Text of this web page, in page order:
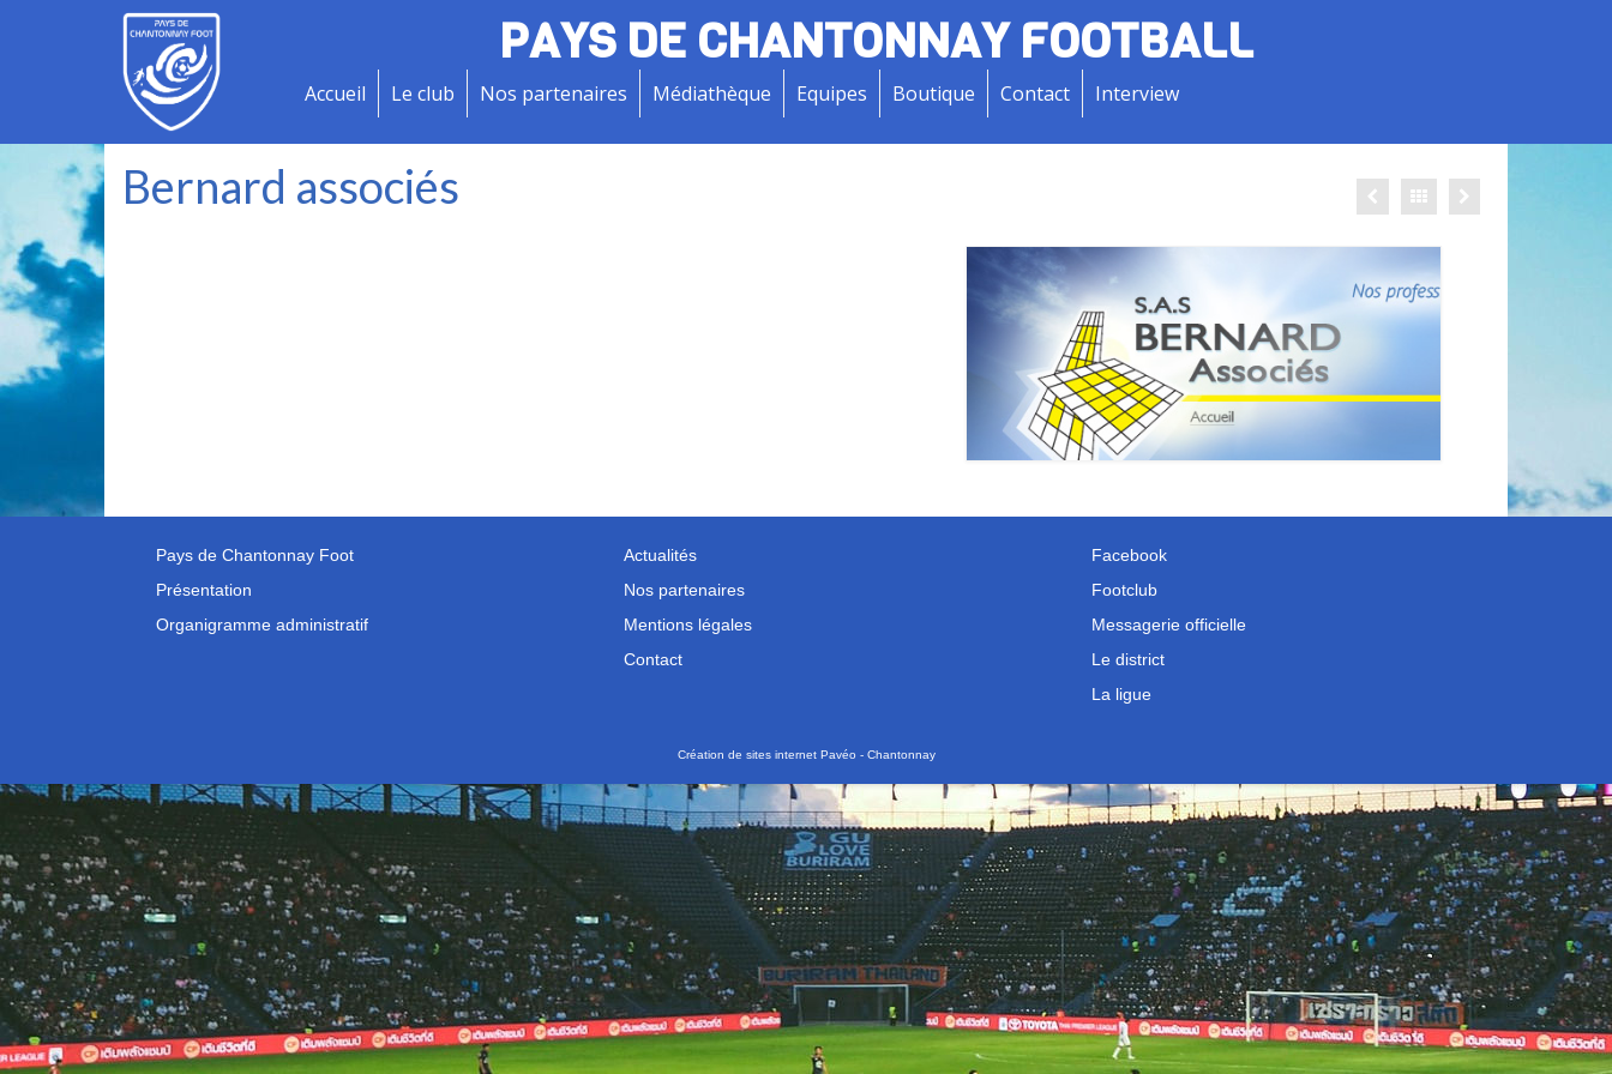
PAYS DE CHANTONNAY FOOTBALL
Accueil Le club Nos partenaires Médiathèque Equipes Boutique Contact Interview
Bernard associés
Pays de Chantonnay Foot
Présentation
Organigramme administratif
Actualités
Nos partenaires
Mentions légales
Contact
Facebook
Footclub
Messagerie officielle
Le district
La ligue
Création de sites internet Pavéo - Chantonnay